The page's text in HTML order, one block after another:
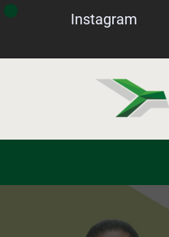
Instagram